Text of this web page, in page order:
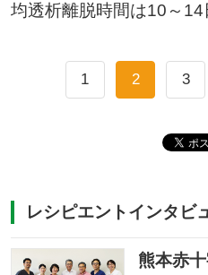
均透析離脱時間は10～14
1 2 3
レシピエントインタビ
熊本赤